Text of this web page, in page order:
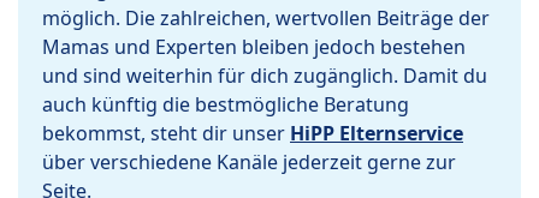
möglich. Die zahlreichen, wertvollen Beiträge der
Mamas und Experten bleiben jedoch bestehen
und sind weiterhin für dich zugänglich. Damit du
auch künftig die bestmögliche Beratung
bekommst, steht dir unser HiPP Elternservice
über verschiedene Kanäle jederzeit gerne zur
Seite.